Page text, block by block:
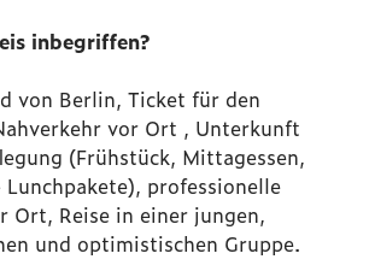
inbegriffen?
von Berlin, Ticket für den
vor Ort , Unterkunft
(Frühstück, Mittagessen,
Lunchpakete), professionelle
Ort, Reise in einer jungen,
und optimistischen Gruppe.